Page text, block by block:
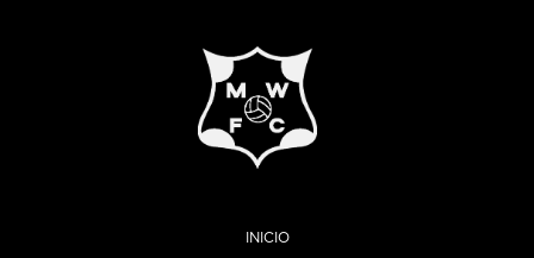
INICIO